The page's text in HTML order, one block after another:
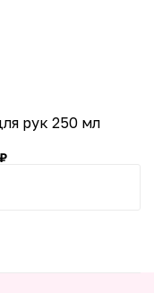
рук 250 мл